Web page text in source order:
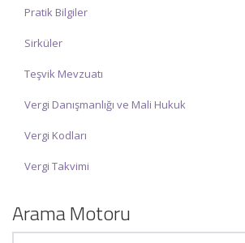
Pratik Bilgiler
Sirküler
Teşvik Mevzuatı
Vergi Danışmanlığı ve Mali Hukuk
Vergi Kodları
Vergi Takvimi
Arama Motoru